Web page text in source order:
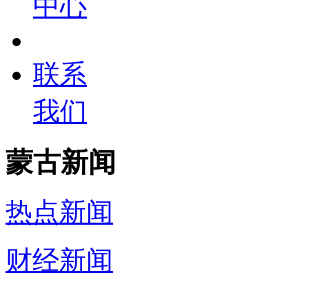
联系
我们
蒙古新闻
热点新闻
财经新闻